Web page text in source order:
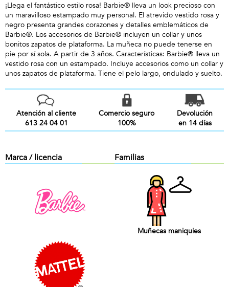
¡Llega el fantástico estilo rosa! Barbie® lleva un look precioso con
un maravilloso estampado muy personal. El atrevido vestido rosa y
negro presenta grandes corazones y detalles emblemáticos de
Barbie®. Los accesorios de Barbie® incluyen un collar y unos
bonitos zapatos de plataforma. La muñeca no puede tenerse en
pie por sí sola. A partir de 3 años. Características: Barbie® lleva un
vestido rosa con un estampado. Incluye accesorios como un collar y
unos zapatos de plataforma. Tiene el pelo largo, ondulado y suelto.
Atención al cliente
613 24 04 01
Comercio seguro
100%
Devolución
en 14 días
Marca / licencia Familias
Muñecas maniquies